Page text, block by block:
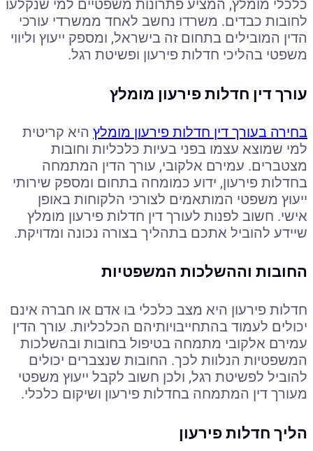
כלכלי מומלץ, המציע פתרונות משפטיים למי שנקלעו
לחובות כבדים. משרדו נחשב לאחד ממשרדי עורכי
הדין המובילים בתחום זה בישראל, ומספק ייעוץ וליווי
משפטי בהליכי חדלות פירעון ופשיטת רגל.
עורך דין חדלות פירעון מומלץ
בחירה בעורך דין חדלות פירעון מומלץ היא קריטית
למי שמוצא עצמו בפני בעיות כלכליות וחובות
מצטברים. עמירם אלקובי, עורך הדין המתמחה
בחדלות פירעון, ידוע כמומחה בתחום ומספק שירותי
ייעוץ משפטי המותאמים לצורכי הלקוחות באופן
אישי. חשוב לפנות לעורך דין חדלות פירעון מומלץ
שיידע להוביל אתכם בתהליך בצורה נכונה ומדויקת.
החובות וההשלכות המשפטיות
חדלות פירעון היא מצב כלכלי בו אדם או חברה אינם
יכולים לעמוד בהתחייבויותיהם הכלכליות. עורך הדין
עמירם אלקובי מתמחה בטיפול בחובות ובהשלכות
המשפטיות הנלוות לכך. החובות שנצברים יכולים
להוביל לפשיטת רגל, ולכן חשוב לקבל ייעוץ משפטי
מעורך דין המתמחה בחדלות פירעון ושיקום כלכלי.
הליך חדלות פירעון